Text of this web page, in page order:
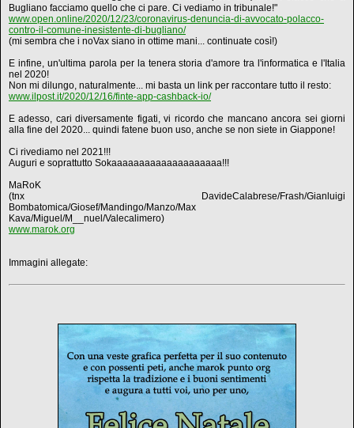
Bugliano facciamo quello che ci pare. Ci vediamo in tribunale!"
www.open.online/2020/12/23/coronavirus-denuncia-di-avvocato-polacco-
contro-il-comune-inesistente-di-bugliano/
(mi sembra che i noVax siano in ottime mani... continuate così!)
E infine, un'ultima parola per la tenera storia d'amore tra l'informatica e l'Italia
nel 2020!
Non mi dilungo, naturalmente... mi basta un link per raccontare tutto il resto:
www.ilpost.it/2020/12/16/finte-app-cashback-io/
E adesso, cari diversamente figati, vi ricordo che mancano ancora sei giorni
alla fine del 2020... quindi fatene buon uso, anche se non siete in Giappone!
Ci rivediamo nel 2021!!!
Auguri e soprattutto Sokaaaaaaaaaaaaaaaaaaaa!!!
MaRoK
(tnx DavideCalabrese/Frash/Gianluigi
Bombatomica/Giosef/Mandingo/Manzo/Max
Kava/Miguel/M__nuel/Valecalimero)
www.marok.org
Immagini allegate: